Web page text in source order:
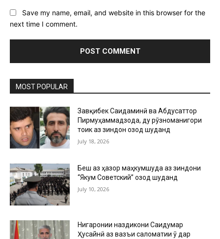
Save my name, email, and website in this browser for the
next time I comment.
MOST POPULAR
Завқибек Саидаминӣ ва Абдусаттор
Пирмуҳаммадзода, ду рӯзноманигори
тоҷик аз зиндон озод шуданд
July 18, 2026
Беш аз ҳазор маҳкумшуда аз зиндони
“Якум Советский” озод шуданд
July 10, 2026
Нигаронии наздикони Саидумар
Ҳусайнӣ аз вазъи саломатии ӯ дар